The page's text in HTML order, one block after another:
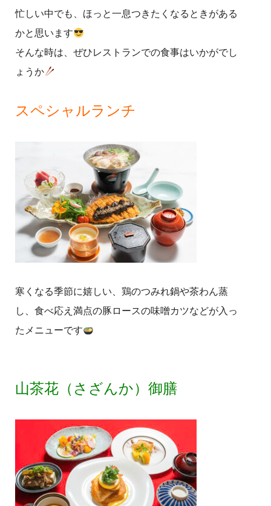
忙しい中でも、ほっと一息つきたくなるときがある
かと思います
そんな時は、ぜひレストランでの食事はいかがでし
ょうか
スペシャルランチ
寒くなる季節に嬉しい、鶏のつみれ鍋や茶わん蒸
し、食べ応え満点の豚ロースの味噌カツなどが入っ
たメニューです
山茶花（さざんか）御膳